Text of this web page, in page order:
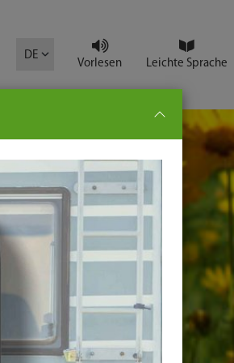
DE
Vorlesen Leichte Sprache